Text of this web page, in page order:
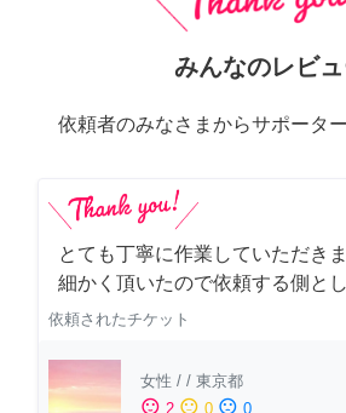
みんなのレビ
依頼者のみなさまからサポータ
とても丁寧に作業していただき
細かく頂いたので依頼する側と
依頼されたチケット
女性 / / 東京都
sentiment_satisfied 2 sentiment_neutral 0 sentiment_dissatisfied 0